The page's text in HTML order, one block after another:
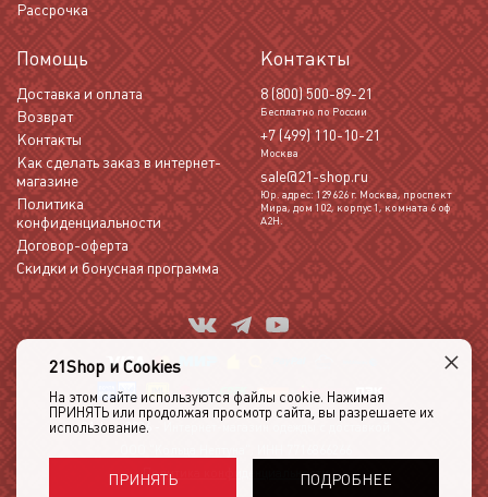
Рассрочка
Помощь
Доставка и оплата
Возврат
Контакты
Как сделать заказ в интернет-
магазине
Политика
конфиденциальности
Договор-оферта
Скидки и бонусная программа
Контакты
8 (800) 500-89-21
Бесплатно по России
+7 (499) 110-10-21
Москва
sale@21-shop.ru
Юр. адрес: 129626 г. Москва, проспект
Мира, дом 102, корпус 1, комната 6 оф
А2Н.
21shop 2026 -
Политика конфиденциальности
21Shop и Cookies
На этом сайте используются файлы cookie. Нажимая
ПРИНЯТЬ или продолжая просмотр сайта, вы разрешаете их
использование.
ПРИНЯТЬ ПОДРОБНЕЕ
×